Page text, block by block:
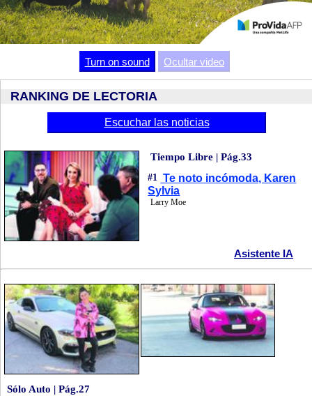
Turn on sound Ocultar video
RANKING DE LECTORIA
Escuchar las noticias
Tiempo Libre | Pág.33
#1
Te noto incómoda, Karen
Sylvia
Larry Moe
Asistente IA
Sólo Auto | Pág.27